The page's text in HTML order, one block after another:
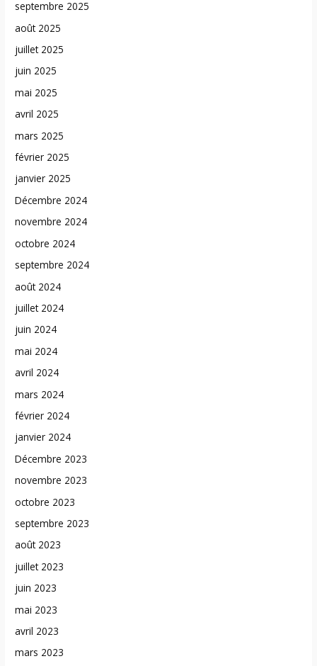
septembre 2025
août 2025
juillet 2025
juin 2025
mai 2025
avril 2025
mars 2025
février 2025
janvier 2025
Décembre 2024
novembre 2024
octobre 2024
septembre 2024
août 2024
juillet 2024
juin 2024
mai 2024
avril 2024
mars 2024
février 2024
janvier 2024
Décembre 2023
novembre 2023
octobre 2023
septembre 2023
août 2023
juillet 2023
juin 2023
mai 2023
avril 2023
mars 2023